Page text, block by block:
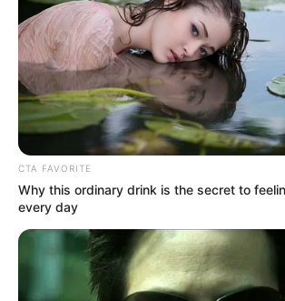
CTA FAVORITE
Why this ordinary drink is the secret to
every day